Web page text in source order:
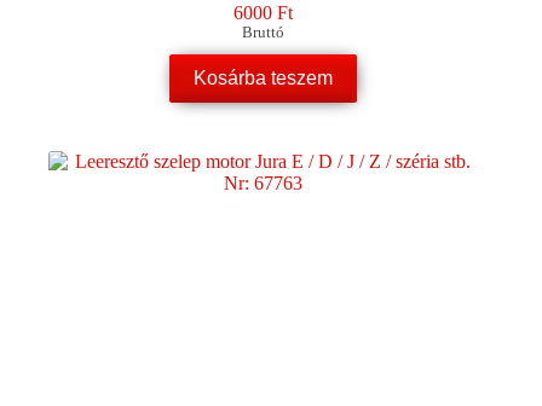
6000 Ft
Bruttó
Kosárba teszem